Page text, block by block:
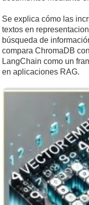
Se explica cómo las
textos en
búsqueda de
compara ChromaDB
LangChain como un
en aplicaciones RAG.